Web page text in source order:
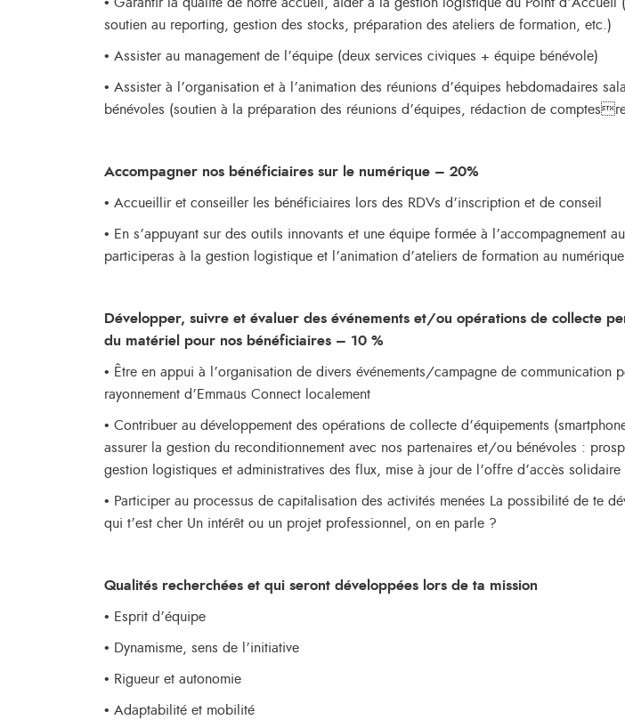
soutien au reporting, gestion des stocks, préparation des ateliers de formation, etc.)
• Assister au management de l’équipe (deux services civiques + équipe bénévole)
• Assister à l’organisation et à l’animation des réunions d’équipes hebdomadaires
bénévoles (soutien à la préparation des réunions d’équipes, rédaction de
Accompagner nos bénéficiaires sur le numérique – 20%
• Accueillir et conseiller les bénéficiaires lors des RDVs d’inscription et de conseil
• En s’appuyant sur des outils innovants et une équipe formée à l’accompagnement
participeras à la gestion logistique et l’animation d’ateliers de formation au numérique
Développer, suivre et évaluer des événements et/ou opérations de collecte
du matériel pour nos bénéficiaires – 10 %
• Être en appui à l’organisation de divers événements/campagne de communication
rayonnement d’Emmaüs Connect localement
• Contribuer au développement des opérations de collecte d’équipements
assurer la gestion du reconditionnement avec nos partenaires et/ou bénévoles :
gestion logistiques et administratives des flux, mise à jour de l’offre d’accès solidaire
• Participer au processus de capitalisation des activités menées La possibilité de te
qui t’est cher Un intérêt ou un projet professionnel, on en parle ?
Qualités recherchées et qui seront développées lors de ta mission
• Esprit d’équipe
• Dynamisme, sens de l’initiative
• Rigueur et autonomie
• Adaptabilité et mobilité